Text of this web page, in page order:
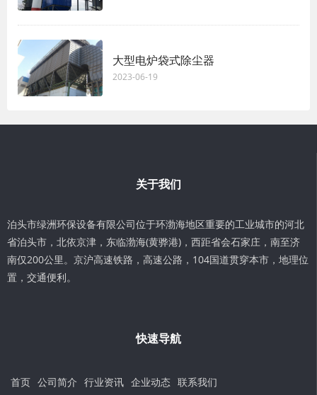
大型电炉袋式除尘器
2023-06-19
关于我们
泊头市绿洲环保设备有限公司位于环渤海地区重要的工业城市的河北
省泊头市，北依京津，东临渤海(黄骅港)，西距省会石家庄，南至济
南仅200公里。京沪高速铁路，高速公路，104国道贯穿本市，地理位
置，交通便利。
快速导航
首页 公司简介 行业资讯 企业动态 联系我们